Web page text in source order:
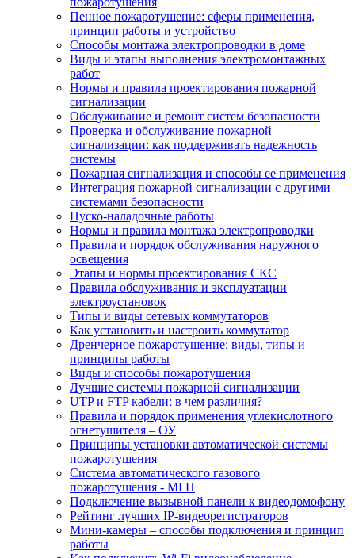
Пенное пожаротушение: сферы применения,
принцип работы и устройство
Способы монтажа электропроводки в доме
Виды и этапы выполнения электромонтажных
работ
Нормы и правила проектирования пожарной
сигнализации
Обслуживание и ремонт систем безопасности
Проверка и обслуживание пожарной
сигнализации: как поддерживать надежность
системы
Пожарная сигнализация и способы ее применения
Интеграция пожарной сигнализации с другими
системами безопасности
Пуско-наладочные работы
Нормы и правила монтажа электропроводки
Правила и порядок обслуживания наружного
освещения
Этапы и нормы проектирования СКС
Правила обслуживания и эксплуатации
электроустановок
Типы и виды сетевых коммутаторов
Как установить и настроить коммутатор
Дренчерное пожаротушение: виды, типы и
принципы работы
Виды и способы пожаротушения
Лучшие системы пожарной сигнализации
UTP и FTP кабели: в чем различия?
Правила и порядок применения углекислотного
огнетушителя – ОУ
Принципы установки автоматической системы
пожаротушения
Система автоматического газового
пожаротушения - МГП
Подключение вызывной панели к видеодомофону
Рейтинг лучших IP-видеорегистраторов
Мини-камеры – способы подключения и принцип
работы